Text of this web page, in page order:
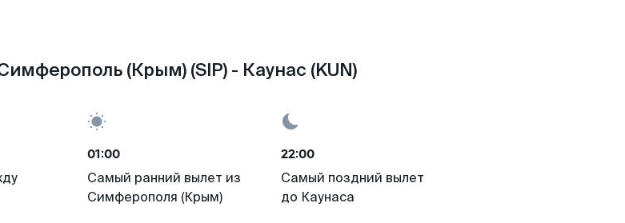
(Крым) (SIP) - Каунас (KUN)
01:00
Самый ранний вылет из
Симферополя (Крым)
22:00
Самый поздний вылет
до Каунаса